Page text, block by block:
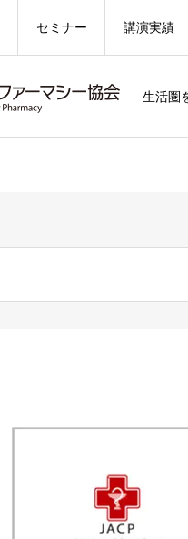
生活圏
セミナー 講演実績